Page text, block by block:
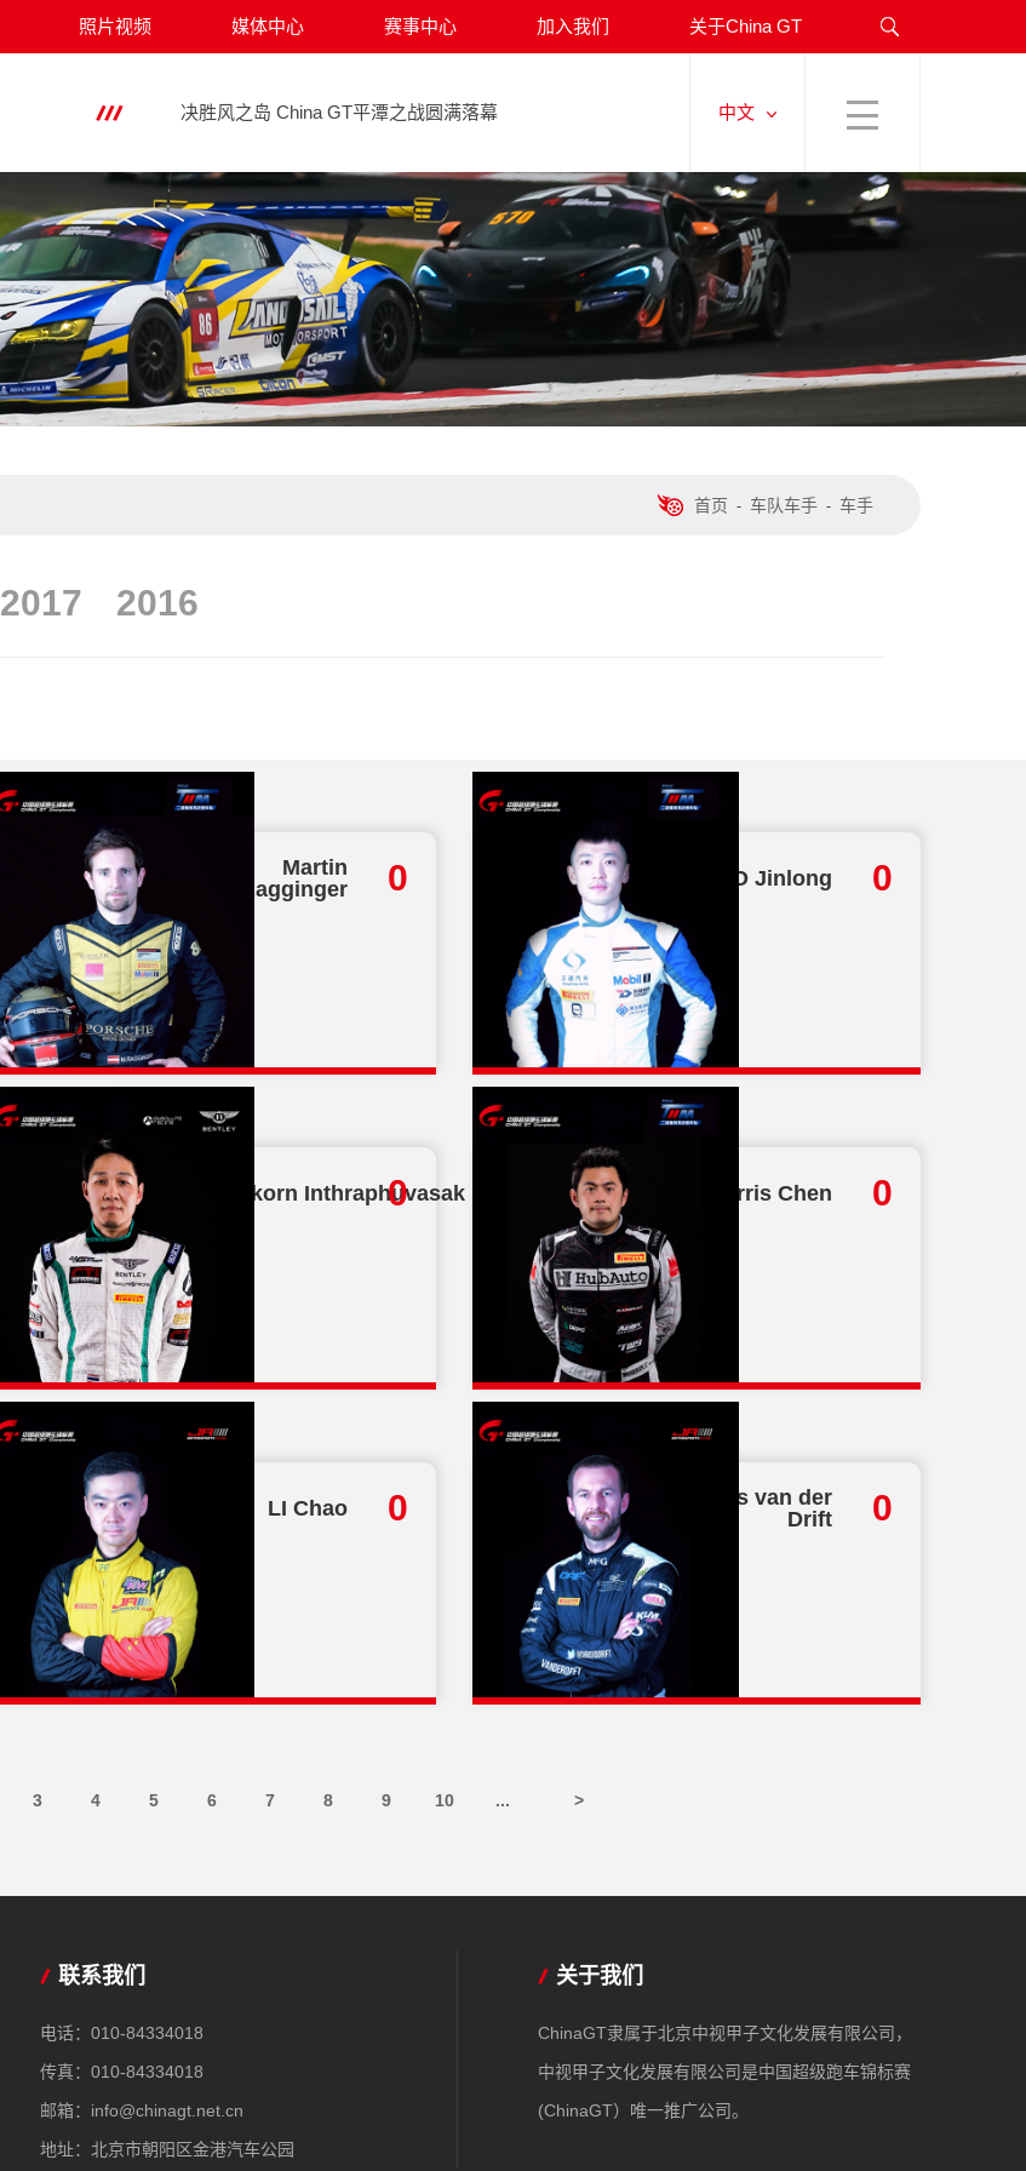
照片视频 媒体中心 赛事中心 加入我们 关于China GT
中文
办一场赛事比赛，需要有哪些工作及岗位？（一）
决胜风之岛 China GT平潭之战圆满落幕
追风逐影 | China GT平潭站完成排位冲刺 K-Sport车队豪取双杆（内附直播链接）
强大阵容持续升级 China GT平潭站再掀速度旋风
共赴热爱的赛车 平潭国际赛车嘉年华-China GT即将启动
China GT郑州站精彩时刻，激情演绎
连下两城！RSR GT Racing 姜如玺包揽China GT郑州站GT4两回合冠军
米其林助力 China GT首秀郑州再揭新章
一骑绝尘 China GT郑州揭幕战梁瀚昭豪取双胜
GT劲旅齐聚中原，China GT新赛季郑州揭幕！
奢华至美 轻享奢华——汽车内饰轻奢品牌普达斯专访
注意流量！China GT珠海站精彩图集来啦
激战全场！China GT珠海站第一回合精彩纷呈
疾速鏖战！China GT珠海站第二回合激情上演
China GT珠海站第一回合上演精彩对决！
逐鹿珠赛 China GT珠海站开跑在即！
TOYOTA SUPRA疾驶上赛 热血车迷体验独特激情
严防严控与安全办赛两手抓 China GT上海站圆满落幕
首页 - 车队车手 - 车手
2017 2016
Martin
Ragginger
0 BAO Jinlong 0
Vutthikorn Inthraphuvasak
0 Morris Chen 0
LI Chao 0
Chris van der
Drift
0
3 4 5 6 7 8 9 10 ... >
联系我们
电话：010-84334018
传真：010-84334018
邮箱：info@chinagt.net.cn
地址：北京市朝阳区金港汽车公园
关于我们
ChinaGT隶属于北京中视甲子文化发展有限公司，
中视甲子文化发展有限公司是中国超级跑车锦标赛
(ChinaGT）唯一推广公司。